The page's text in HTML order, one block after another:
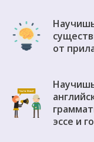
от
эссе и